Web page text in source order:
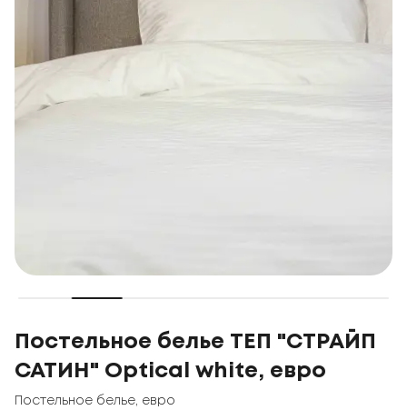
Постельное белье ТЕП "СТРАЙП
САТИН" Optical white, евро
Постельное белье евро